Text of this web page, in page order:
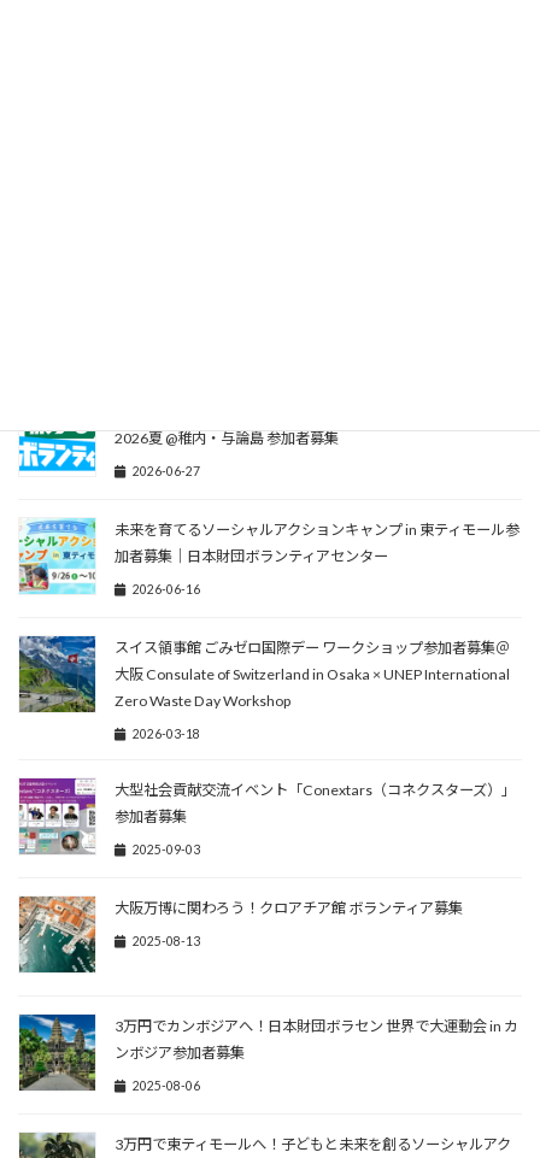
2026夏 @稚内・与論島 参加者募集
2026-06-27
未来を育てるソーシャルアクションキャンプ in 東ティモール参
加者募集｜日本財団ボランティアセンター
2026-06-16
スイス領事館 ごみゼロ国際デー ワークショップ参加者募集＠
大阪 Consulate of Switzerland in Osaka × UNEP International
Zero Waste Day Workshop
2026-03-18
大型社会貢献交流イベント「Conextars（コネクスターズ）」
参加者募集
2025-09-03
大阪万博に関わろう！クロアチア館 ボランティア募集
2025-08-13
3万円でカンボジアへ！日本財団ボラセン 世界で大運動会 in カ
ンボジア参加者募集
2025-08-06
3万円で東ティモールへ！子どもと未来を創るソーシャルアク